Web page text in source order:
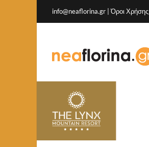
info@neaflorina.gr |Όροι Χρήσης